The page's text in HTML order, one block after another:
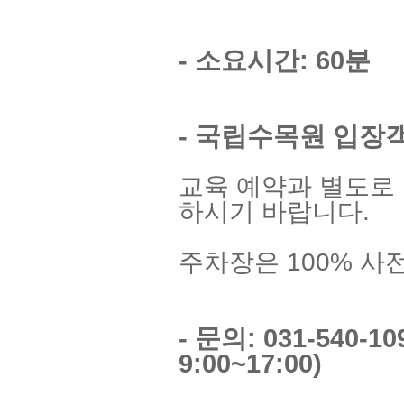
- 소요시간: 60분
- 국립수목원 입장
교육 예약과 별도
하시기 바랍니다.
주차장은 100% 사
- 문의: 031-540-
9:00~17:00)